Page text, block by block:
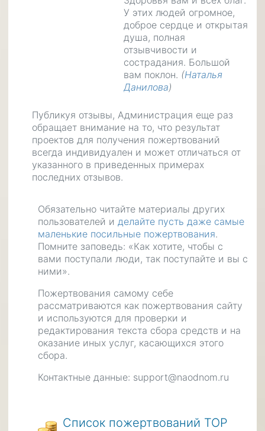
У этих людей огромное,
доброе сердце и открытая
душа, полная
отзывчивости и
сострадания. Большой
вам поклон. (Наталья
Данилова)
Публикуя отзывы, Администрация еще раз
обращает внимание на то, что результат
проектов для получения пожертвований
всегда индивидуален и может отличаться от
указанного в приведенных примерах
последних отзывов.
Обязательно читайте материалы других
пользователей и делайте пусть даже самые
маленькие посильные пожертвования.
Помните заповедь: «Как хотите, чтобы с
вами поступали люди, так поступайте и вы с
ними».
Пожертвования самому себе
рассматриваются как пожертвования сайту
и используются для проверки и
редактирования текста сбора средств и на
оказание иных услуг, касающихся этого
сбора.
Контактные данные: support@naodnom.ru
Список пожертвований TOP